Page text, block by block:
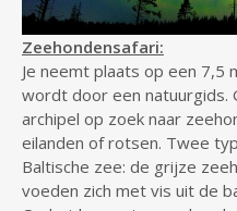
Zeehondensafari:
Je neemt plaats op een
wordt door een natuurgids.
archipel op zoek naar
eilanden of rotsen. Twee
Baltische zee: de grijze
voeden zich met vis uit de